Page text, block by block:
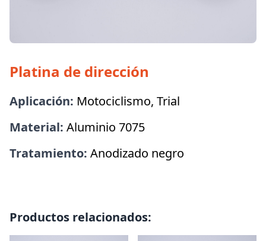
Platina de dirección
Aplicación: Motociclismo, Trial
Material: Aluminio 7075
Tratamiento: Anodizado negro
Productos relacionados: